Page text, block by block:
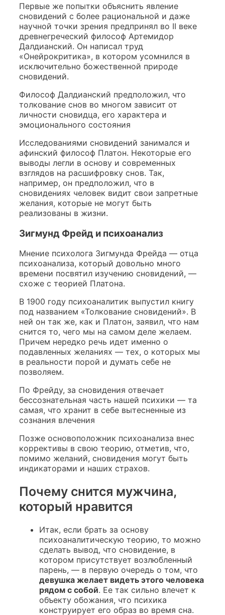
Первые же попытки объяснить явление
сновидений с более рациональной и даже
научной точки зрения предпринял во II веке
древнегреческий философ Артемидор
Далдианский. Он написал труд
«Онейрокритика», в котором усомнился в
исключительно божественной природе
сновидений.
Философ Далдианский предположил, что
толкование снов во многом зависит от
личности сновидца, его характера и
эмоционального состояния
Исследованиями сновидений занимался и
афинский философ Платон. Некоторые его
выводы легли в основу и современных
взглядов на расшифровку снов. Так,
например, он предположил, что в
сновидениях человек видит свои запретные
желания, которые не могут быть
реализованы в жизни.
Зигмунд Фрейд и психоанализ
Мнение психолога Зигмунда Фрейда — отца
психоанализа, который довольно много
времени посвятил изучению сновидений, —
схоже с теорией Платона.
В 1900 году психоаналитик выпустил книгу
под названием «Толкование сновидений». В
ней он так же, как и Платон, заявил, что нам
снится то, чего мы на самом деле желаем.
Причем нередко речь идет именно о
подавленных желаниях — тех, о которых мы
в реальности порой и думать себе не
позволяем.
По Фрейду, за сновидения отвечает
бессознательная часть нашей психики — та
самая, что хранит в себе вытесненные из
сознания влечения
Позже основоположник психоанализа внес
коррективы в свою теорию, отметив, что,
помимо желаний, сновидения могут быть
индикаторами и наших страхов.
Почему снится мужчина,
который нравится
Итак, если брать за основу
психоаналитическую теорию, то можно
сделать вывод, что сновидение, в
котором присутствует возлюбленный
парень, — в первую очередь о том, что
девушка желает видеть этого человека
рядом с собой. Ее так сильно влечет к
объекту обожания, что психика
конструирует его образ во время сна.